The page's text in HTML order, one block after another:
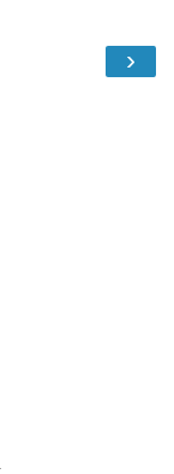
›